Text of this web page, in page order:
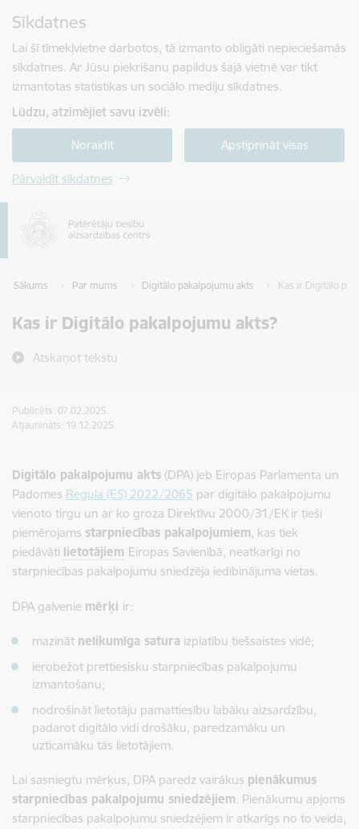
Sīkdatnes
Lai šī tīmekļvietne darbotos, tā izmanto obligāti nepieciešamās
sīkdatnes. Ar Jūsu piekrišanu papildus šajā vietnē var tikt
izmantotas statistikas un sociālo mediju sīkdatnes.
Lūdzu, atzīmējiet savu izvēli:
Noraidīt Apstiprināt visas
Pārvaldīt sīkdatnes
Sākums Par mums Digitālo pakalpojumu akts Kas ir Digitālo
Kas ir Digitālo pakalpojumu akts?
Atskaņot tekstu
Publicēts: 07.02.2025.
Atjaunināts: 19.12.2025.
Digitālo pakalpojumu akts (DPA) jeb Eiropas Parlamenta un
Padomes Regula (ES) 2022/2065 par digitālo pakalpojumu
vienoto tirgu un ar ko groza Direktīvu 2000/31/EK ir tieši
piemērojams starpniecības pakalpojumiem, kas tiek
piedāvāti lietotājiem Eiropas Savienībā, neatkarīgi no
starpniecības pakalpojumu sniedzēja iedibinājuma vietas.
DPA galvenie mērķi ir:
mazināt nelikumīga satura izplatību tiešsaistes vidē;
ierobežot prettiesisku starpniecības pakalpojumu
izmantošanu;
nodrošināt lietotāju pamattiesību labāku aizsardzību,
padarot digitālo vidi drošāku, paredzamāku un
uzticamāku tās lietotājiem.
Lai sasniegtu mērķus, DPA paredz vairākus pienākumus
starpniecības pakalpojumu sniedzējiem. Pienākumu apjoms
starpniecības pakalpojumu sniedzējiem ir atkarīgs no to veida,